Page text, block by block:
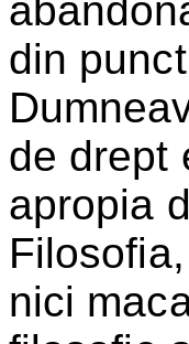
din
de drept
apropia
Filosofia,
nici